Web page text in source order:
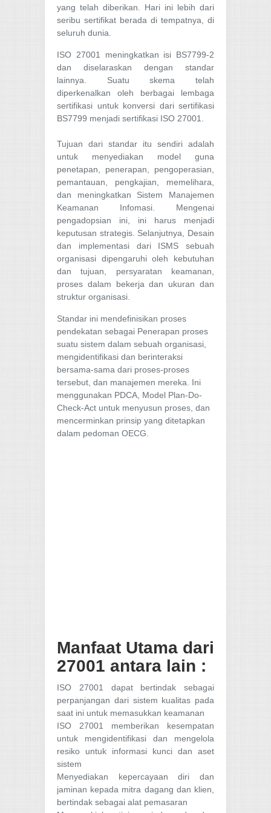
yang telah diberikan. Hari ini lebih dari
seribu sertifikat berada di tempatnya, di
seluruh dunia.
ISO 27001 meningkatkan isi BS7799-2
dan diselaraskan dengan standar
lainnya. Suatu skema telah
diperkenalkan oleh berbagai lembaga
sertifikasi untuk konversi dari sertifikasi
BS7799 menjadi sertifikasi ISO 27001.
Tujuan dari standar itu sendiri adalah
untuk menyediakan model guna
penetapan, penerapan, pengoperasian,
pemantauan, pengkajian, memelihara,
dan meningkatkan Sistem Manajemen
Keamanan Infomasi. Mengenai
pengadopsian ini, ini harus menjadi
keputusan strategis. Selanjutnya, Desain
dan implementasi dari ISMS sebuah
organisasi dipengaruhi oleh kebutuhan
dan tujuan, persyaratan keamanan,
proses dalam bekerja dan ukuran dan
struktur organisasi.
Standar ini mendefinisikan proses
pendekatan sebagai Penerapan proses
suatu sistem dalam sebuah organisasi,
mengidentifikasi dan berinteraksi
bersama-sama dari proses-proses
tersebut, dan manajemen mereka. Ini
menggunakan PDCA, Model Plan-Do-
Check-Act untuk menyusun proses, dan
mencerminkan prinsip yang ditetapkan
dalam pedoman OECG.
Manfaat Utama dari
27001 antara lain :
ISO 27001 dapat bertindak sebagai
perpanjangan dari sistem kualitas pada
saat ini untuk memasukkan keamanan
ISO 27001 memberikan kesempatan
untuk mengidentifikasi dan mengelola
resiko untuk informasi kunci dan aset
sistem
Menyediakan kepercayaan diri dan
jaminan kepada mitra dagang dan klien,
bertindak sebagai alat pemasaran